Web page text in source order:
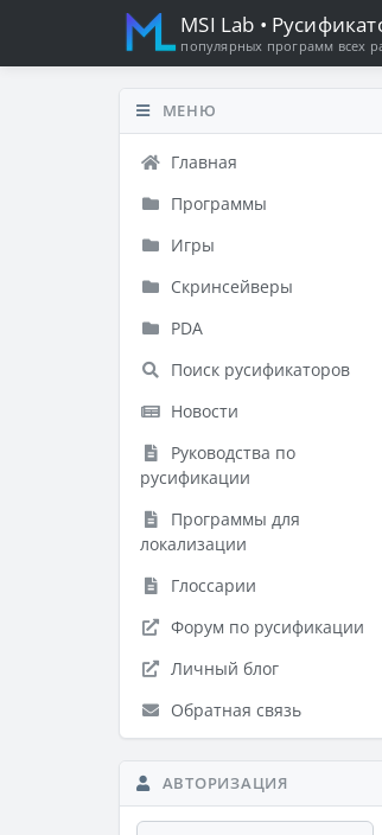
MSI Lab •
популярных программ всех
МЕНЮ
Главная
Программы
Игры
Скринсейверы
PDA
Поиск русификаторов
Новости
Руководства по
русификации
Программы для
локализации
Глоссарии
Форум по русификации
Личный блог
Обратная связь
АВТОРИЗАЦИЯ